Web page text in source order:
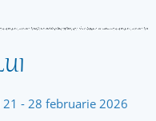
21 - 28 februarie 2026